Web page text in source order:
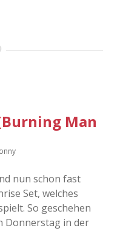
Man
nun schon fast
Set, welches
So geschehen
Donnerstag in der